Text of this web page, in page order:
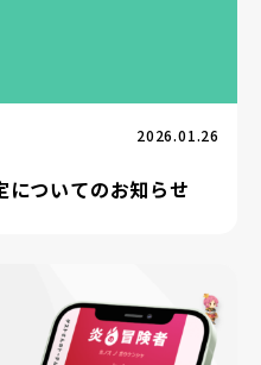
2026.01.26
についてのお知らせ